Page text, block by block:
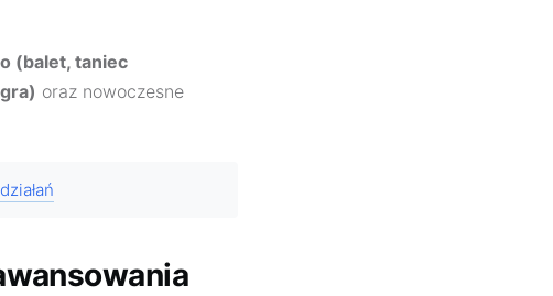
(balet, taniec
oraz nowoczesne